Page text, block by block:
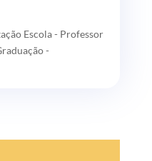
Escola - Professor
-